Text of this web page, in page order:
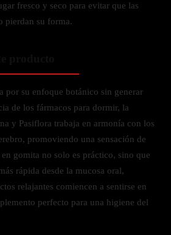
fresco y seco para evitar que las
pierdan su forma.
por su enfoque botánico sin generar
de los fármacos para dormir, la
y Pasiflora trabaja en armonía con los
promoviendo una sensación de
gomita no solo es práctico, sino que
rápida desde la mucosa oral,
relajantes comiencen a sentirse en
perfecto para una higiene del